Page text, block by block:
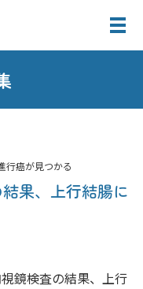
行癌が見つかる
果、上行結腸に
鏡検査の結果、上行